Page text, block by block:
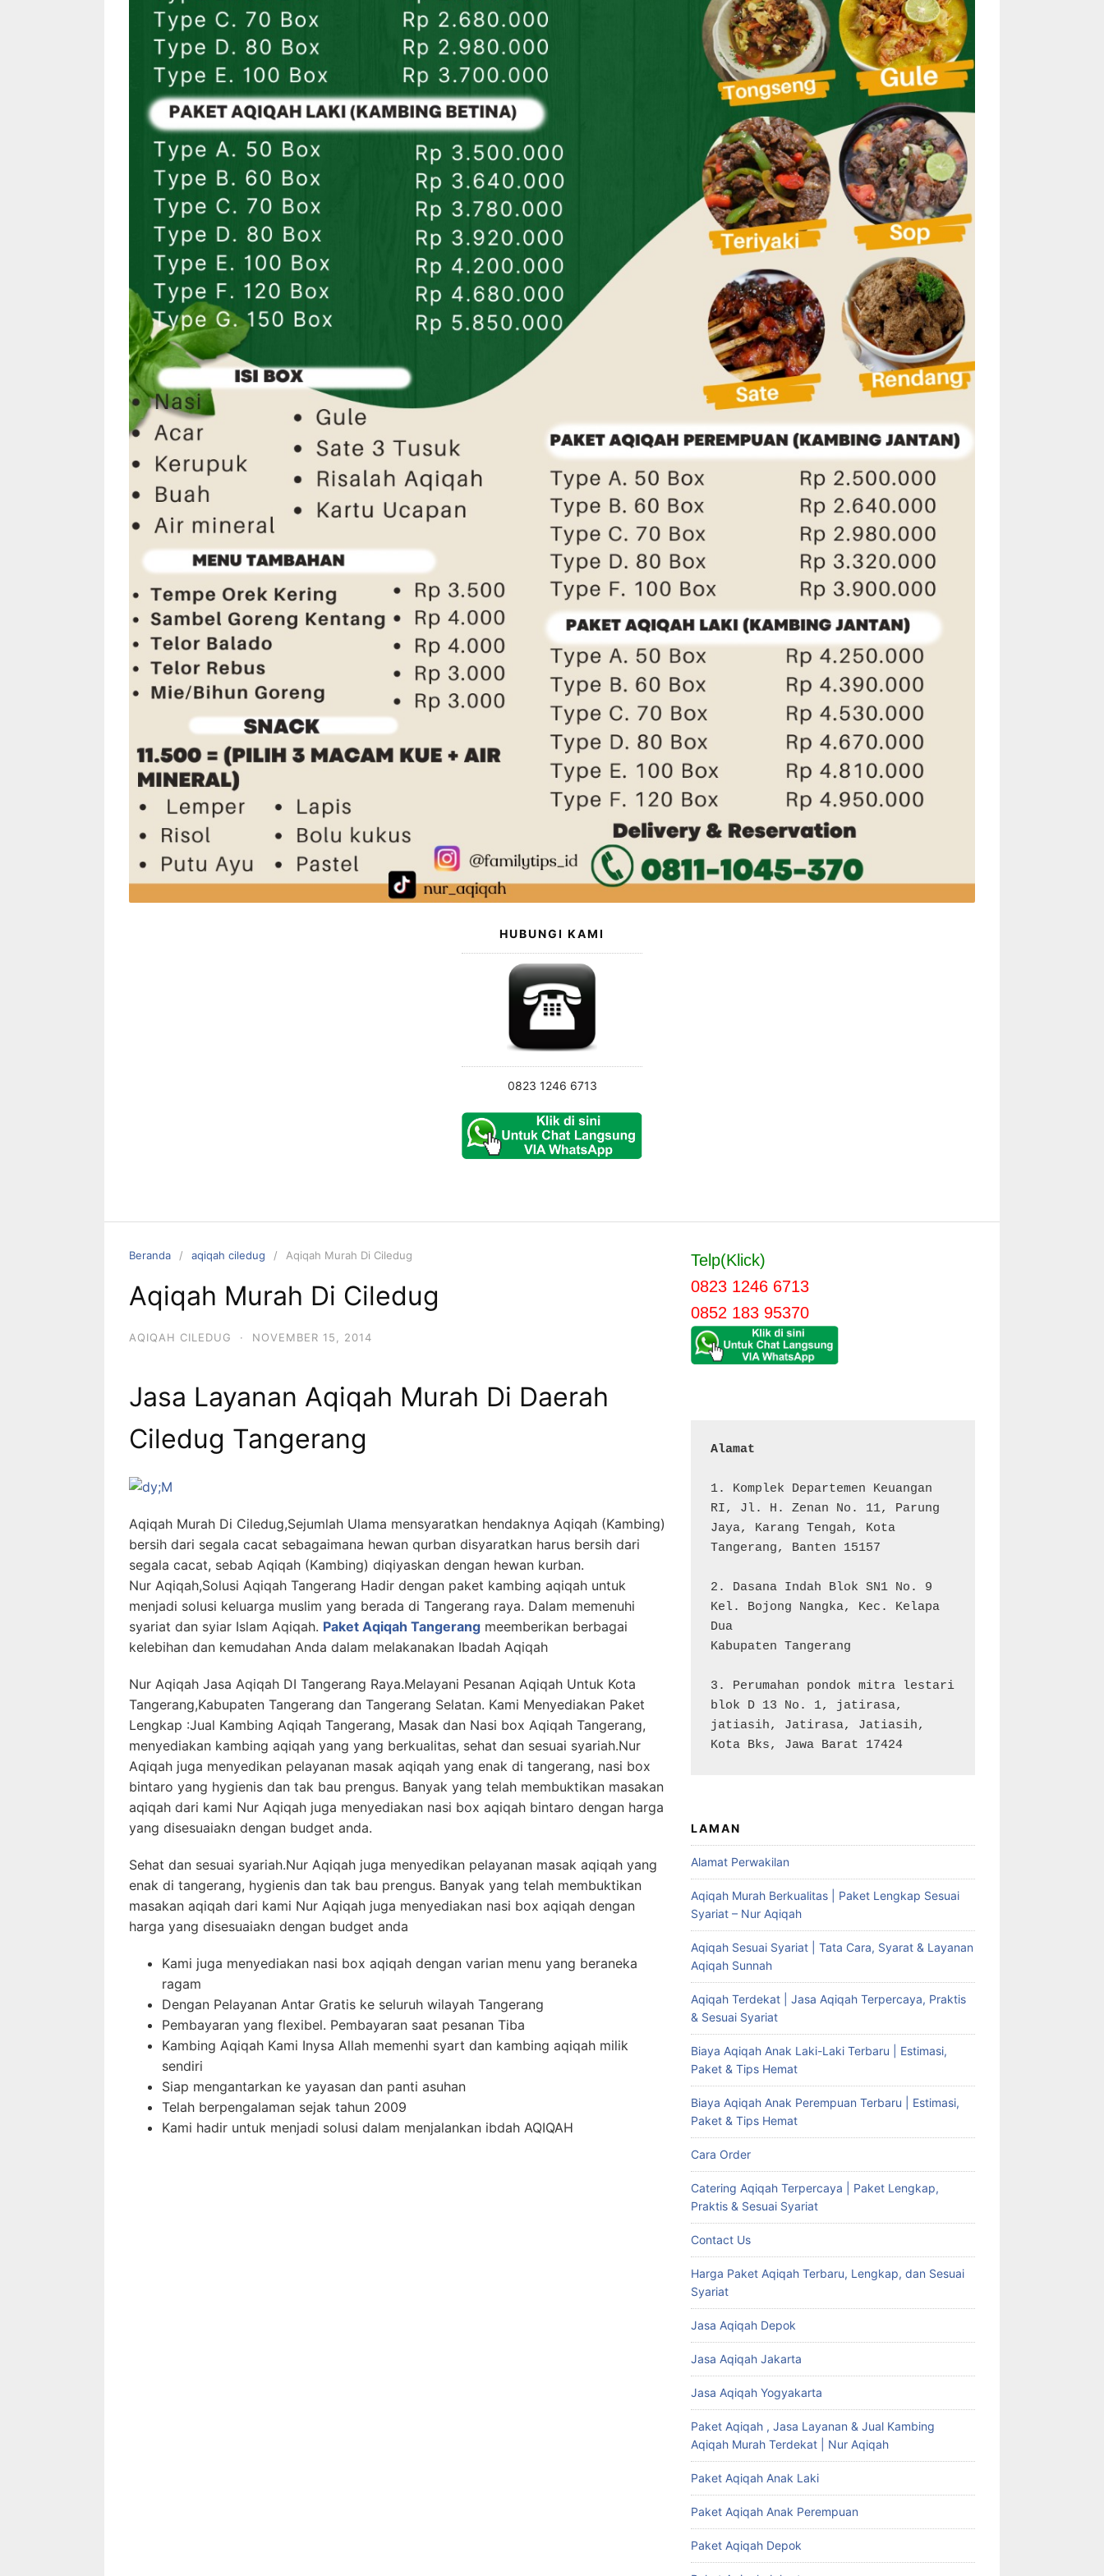
HUBUNGI KAMI
0823 1246 6713
Beranda aqiqah ciledug Aqiqah Murah Di Ciledug
Aqiqah Murah Di Ciledug
AQIQAH CILEDUG · NOVEMBER 15, 2014
Jasa Layanan Aqiqah Murah Di Daerah
Ciledug Tangerang
Aqiqah Murah Di Ciledug,Sejumlah Ulama mensyaratkan hendaknya Aqiqah (Kambing)
bersih dari segala cacat sebagaimana hewan qurban disyaratkan harus bersih dari
segala cacat, sebab Aqiqah (Kambing) diqiyaskan dengan hewan kurban.
Nur Aqiqah,Solusi Aqiqah Tangerang Hadir dengan paket kambing aqiqah untuk
menjadi solusi keluarga muslim yang berada di Tangerang raya. Dalam memenuhi
syariat dan syiar Islam Aqiqah. Paket Aqiqah Tangerang meemberikan berbagai
kelebihan dan kemudahan Anda dalam melakanakan Ibadah Aqiqah
Nur Aqiqah Jasa Aqiqah DI Tangerang Raya.Melayani Pesanan Aqiqah Untuk Kota
Tangerang,Kabupaten Tangerang dan Tangerang Selatan. Kami Menyediakan Paket
Lengkap :Jual Kambing Aqiqah Tangerang, Masak dan Nasi box Aqiqah Tangerang,
menyediakan kambing aqiqah yang yang berkualitas, sehat dan sesuai syariah.Nur
Aqiqah juga menyedikan pelayanan masak aqiqah yang enak di tangerang, nasi box
bintaro yang hygienis dan tak bau prengus. Banyak yang telah membuktikan masakan
aqiqah dari kami Nur Aqiqah juga menyediakan nasi box aqiqah bintaro dengan harga
yang disesuaiakn dengan budget anda.
Sehat dan sesuai syariah.Nur Aqiqah juga menyedikan pelayanan masak aqiqah yang
enak di tangerang, hygienis dan tak bau prengus. Banyak yang telah membuktikan
masakan aqiqah dari kami Nur Aqiqah juga menyediakan nasi box aqiqah dengan
harga yang disesuaiakn dengan budget anda
Kami juga menyediakan nasi box aqiqah dengan varian menu yang beraneka
ragam
Dengan Pelayanan Antar Gratis ke seluruh wilayah Tangerang
Pembayaran yang flexibel. Pembayaran saat pesanan Tiba
Kambing Aqiqah Kami Inysa Allah memenhi syart dan kambing aqiqah milik
sendiri
Siap mengantarkan ke yayasan dan panti asuhan
Telah berpengalaman sejak tahun 2009
Kami hadir untuk menjadi solusi dalam menjalankan ibdah AQIQAH
Telp(Klick)
0823 1246 6713
0852 183 95370
Alamat
1. Komplek Departemen Keuangan
RI, Jl. H. Zenan No. 11, Parung
Jaya, Karang Tengah, Kota
Tangerang, Banten 15157
2. Dasana Indah Blok SN1 No. 9
Kel. Bojong Nangka, Kec. Kelapa
Dua
Kabupaten Tangerang
3. Perumahan pondok mitra lestari
blok D 13 No. 1, jatirasa,
jatiasih, Jatirasa, Jatiasih,
Kota Bks, Jawa Barat 17424
LAMAN
Alamat Perwakilan
Aqiqah Murah Berkualitas | Paket Lengkap Sesuai
Syariat – Nur Aqiqah
Aqiqah Sesuai Syariat | Tata Cara, Syarat & Layanan
Aqiqah Sunnah
Aqiqah Terdekat | Jasa Aqiqah Terpercaya, Praktis
& Sesuai Syariat
Biaya Aqiqah Anak Laki-Laki Terbaru | Estimasi,
Paket & Tips Hemat
Biaya Aqiqah Anak Perempuan Terbaru | Estimasi,
Paket & Tips Hemat
Cara Order
Catering Aqiqah Terpercaya | Paket Lengkap,
Praktis & Sesuai Syariat
Contact Us
Harga Paket Aqiqah Terbaru, Lengkap, dan Sesuai
Syariat
Jasa Aqiqah Depok
Jasa Aqiqah Jakarta
Jasa Aqiqah Yogyakarta
Paket Aqiqah , Jasa Layanan & Jual Kambing
Aqiqah Murah Terdekat | Nur Aqiqah
Paket Aqiqah Anak Laki
Paket Aqiqah Anak Perempuan
Paket Aqiqah Depok